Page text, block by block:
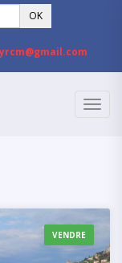
OK
VENDRE